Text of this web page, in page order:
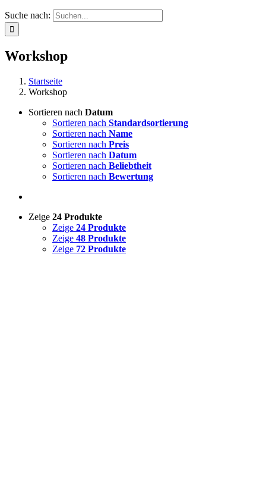
Suche nach:
Workshop
Startseite
Workshop
Sortieren nach Datum
Sortieren nach Standardsortierung
Sortieren nach Name
Sortieren nach Preis
Sortieren nach Datum
Sortieren nach Beliebtheit
Sortieren nach Bewertung
Zeige 24 Produkte
Zeige 24 Produkte
Zeige 48 Produkte
Zeige 72 Produkte